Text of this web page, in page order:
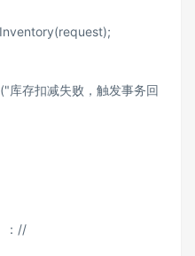
存扣减失败，触发事务回
：//